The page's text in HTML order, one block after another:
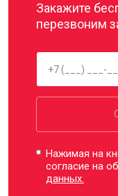
Закажите
перезвоним
Нажимая на
согласие на
данных.